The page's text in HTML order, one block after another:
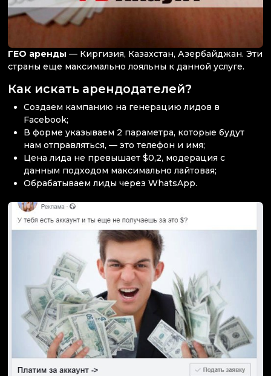
ГЕО аренды — Киргизия, Казахстан, Азербайджан. Эти
страны еще максимально лояльны к данной услуге.
Как искать арендодателей?
Создаем кампанию на генерацию лидов в
Facebook;
В форме указываем 2 параметра, которые будут
нам отправляться, — это телефон и имя;
Цена лида не превышает $0,2, модерация с
данным подходом максимально лайтовая;
Обрабатываем лиды через WhatsApp.